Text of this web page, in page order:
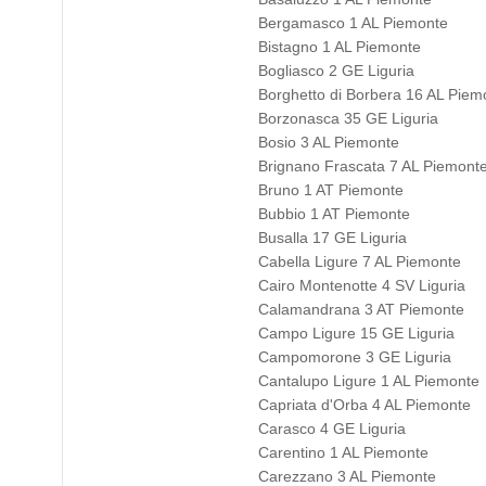
Bergamasco 1 AL Piemonte
Bistagno 1 AL Piemonte
Bogliasco 2 GE Liguria
Borghetto di Borbera 16 AL
Borzonasca 35 GE Liguria
Bosio 3 AL Piemonte
Brignano Frascata 7 AL Piemonte
Bruno 1 AT Piemonte
Bubbio 1 AT Piemonte
Busalla 17 GE Liguria
Cabella Ligure 7 AL Piemonte
Cairo Montenotte 4 SV Liguria
Calamandrana 3 AT Piemonte
Campo Ligure 15 GE Liguria
Campomorone 3 GE Liguria
Cantalupo Ligure 1 AL Piemonte
Capriata d'Orba 4 AL Piemonte
Carasco 4 GE Liguria
Carentino 1 AL Piemonte
Carezzano 3 AL Piemonte